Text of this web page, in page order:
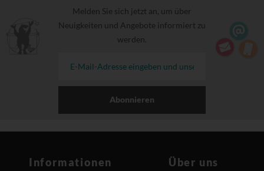
Melden Sie sich jetzt an, um über
Neuigkeiten und Angebote informiert zu
werden.
Abonnieren
Informationen Über uns